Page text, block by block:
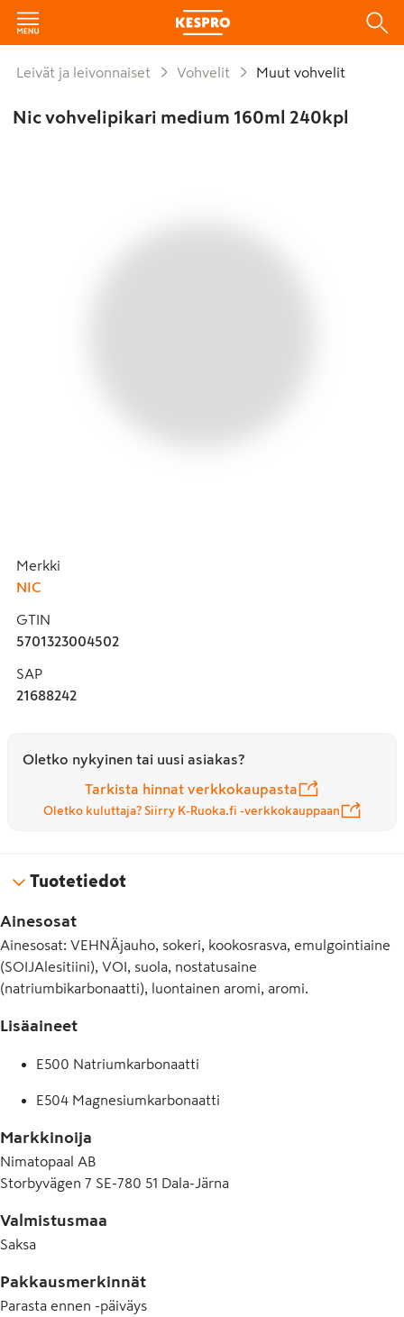
Leivät ja leivonnaiset Vohvelit Muut vohvelit
Nic vohvelipikari medium 160ml 240kpl
Merkki
NIC
GTIN
5701323004502
SAP
21688242
Oletko nykyinen tai uusi asiakas?
Tarkista hinnat verkkokaupasta
Oletko kuluttaja? Siirry K-Ruoka.fi -verkkokauppaan
Tuotetiedot
Ainesosat
Ainesosat: VEHNÄjauho, sokeri, kookosrasva, emulgointiaine
(SOIJAlesitiini), VOI, suola, nostatusaine
(natriumbikarbonaatti), luontainen aromi, aromi.
Lisäaineet
E500 Natriumkarbonaatti
E504 Magnesiumkarbonaatti
Markkinoija
Nimatopaal AB
Storbyvägen 7 SE-780 51 Dala-Järna
Valmistusmaa
Saksa
Pakkausmerkinnät
Parasta ennen -päiväys